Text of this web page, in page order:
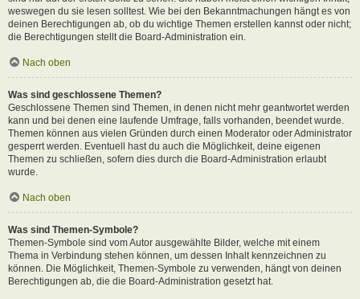
weswegen du sie lesen solltest. Wie bei den Bekanntmachungen hängt es von
deinen Berechtigungen ab, ob du wichtige Themen erstellen kannst oder nicht;
die Berechtigungen stellt die Board-Administration ein.
Nach oben
Was sind geschlossene Themen?
Geschlossene Themen sind Themen, in denen nicht mehr geantwortet werden
kann und bei denen eine laufende Umfrage, falls vorhanden, beendet wurde.
Themen können aus vielen Gründen durch einen Moderator oder Administrator
gesperrt werden. Eventuell hast du auch die Möglichkeit, deine eigenen
Themen zu schließen, sofern dies durch die Board-Administration erlaubt
wurde.
Nach oben
Was sind Themen-Symbole?
Themen-Symbole sind vom Autor ausgewählte Bilder, welche mit einem
Thema in Verbindung stehen können, um dessen Inhalt kennzeichnen zu
können. Die Möglichkeit, Themen-Symbole zu verwenden, hängt von deinen
Berechtigungen ab, die die Board-Administration gesetzt hat.